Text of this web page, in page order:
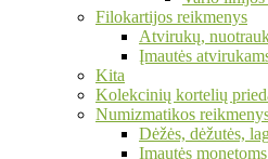
Filokartijos reikmenys
Atvirukų,
Įmautės
Kita
Kolekcinių kortelių
Numizmatikos
Dėžės, dėžutės,
Įmautės monetoms